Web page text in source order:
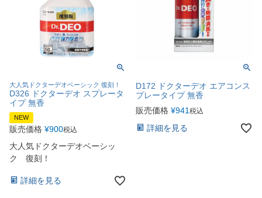
大人気ドクターデオベーシック 復刻！
D326 ドクターデオ スプレータ
イプ 無香
NEW
販売価格 ¥900税込
大人気ドクターデオベーシッ
ク 復刻！
詳細を見る
D172 ドクターデオ エアコンス
プレータイプ 無香
販売価格 ¥941 税込
詳細を見る